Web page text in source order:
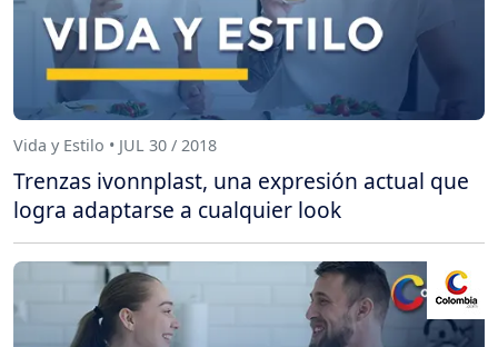
Vida y Estilo • JUL 30 / 2018
Trenzas ivonnplast, una expresión actual que
logra adaptarse a cualquier look